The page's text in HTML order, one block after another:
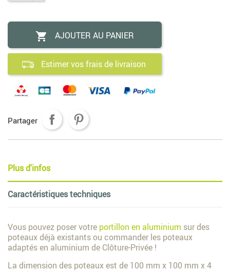
 AJOUTER AU PANIER
Estimer vos frais de livraison
Partager
Plus d'infos
Caractéristiques techniques
Vous pouvez poser votre portillon en aluminium sur des
poteaux déjà existants ou commander les poteaux
adaptés en aluminium de Clôture-Privée !
La dimension des poteaux est de 100 mm x 100 mm x 4